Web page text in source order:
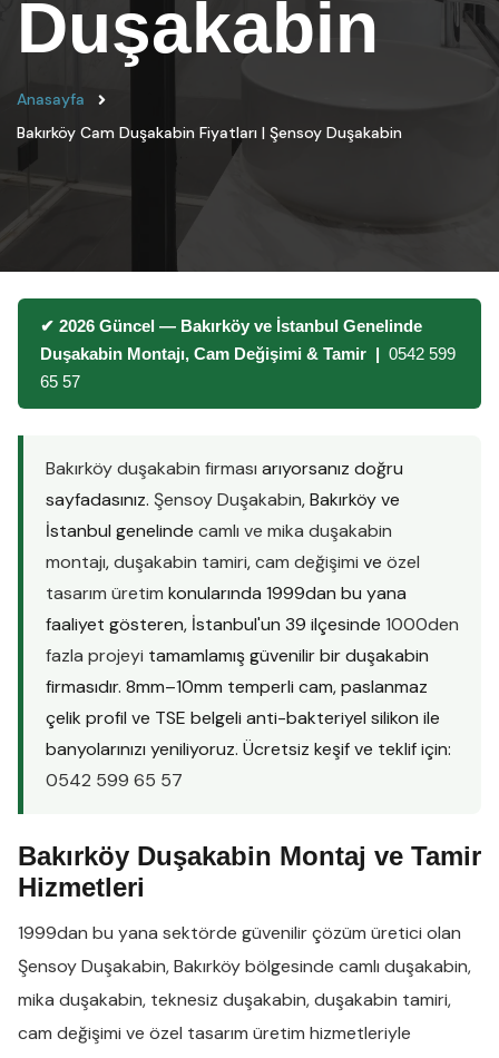
Duşakabin
Anasayfa
Bakırköy Cam Duşakabin Fiyatları | Şensoy Duşakabin
✔ 2026 Güncel — Bakırköy ve İstanbul Genelinde
Duşakabin Montajı, Cam Değişimi & Tamir | 0542 599
65 57
Bakırköy duşakabin firması arıyorsanız doğru
sayfadasınız. Şensoy Duşakabin, Bakırköy ve
İstanbul genelinde camlı ve mika duşakabin
montajı,duşakabin tamiri,cam değişimi ve özel
tasarım üretim konularında 1999dan bu yana
faaliyet gösteren, İstanbul'un 39 ilçesinde 1000den
fazla projeyi tamamlamış güvenilir bir duşakabin
firmasıdır. 8mm–10mm temperli cam, paslanmaz
çelik profil ve TSE belgeli anti-bakteriyel silikon ile
banyolarınızı yeniliyoruz. Ücretsiz keşif ve teklif için:
0542 599 65 57
Bakırköy Duşakabin Montaj ve Tamir
Hizmetleri
1999dan bu yana sektörde güvenilir çözüm üretici olan
Şensoy Duşakabin,Bakırköybölgesinde camlı duşakabin,
mika duşakabin, teknesiz duşakabin,duşakabin tamiri,
cam değişimi ve özel tasarım üretim hizmetleriyle